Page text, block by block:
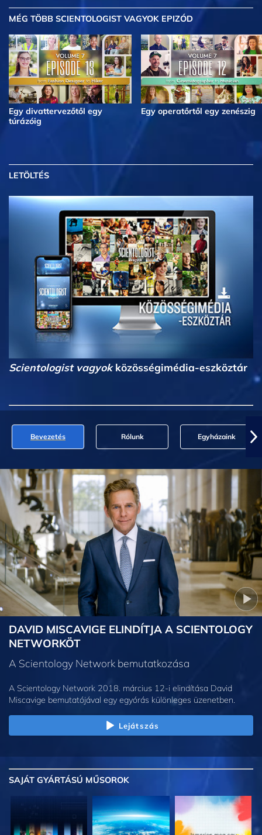
MÉG TÖBB SCIENTOLOGIST VAGYOK EPIZÓD
Egy divattervezőtől egy
túrázóig
Egy operatőrtől egy zenészig
LETÖLTÉS
Scientologist vagyokközösségimédia-eszköztár
Bevezetés Rólunk Egyházaink
DAVID MISCAVIGE ELINDÍTJA A SCIENTOLOGY
NETWORKÖT
A Scientology Network bemutatkozása
A Scientology Network 2018. március 12-i elindítása David
Miscavige bemutatójával egy egyórás különleges üzenetben.
Lejátszás
SAJÁT GYÁRTÁSÚ MŰSOROK